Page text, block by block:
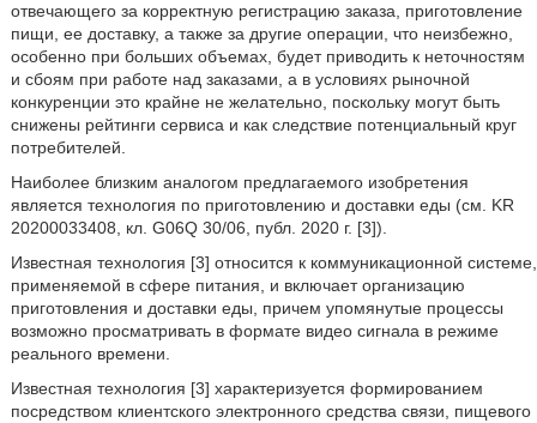
отвечающего за корректную регистрацию заказа, приготовление
пищи, ее доставку, а также за другие операции, что неизбежно,
особенно при больших объемах, будет приводить к неточностям
и сбоям при работе над заказами, а в условиях рыночной
конкуренции это крайне не желательно, поскольку могут быть
снижены рейтинги сервиса и как следствие потенциальный круг
потребителей.
Наиболее близким аналогом предлагаемого изобретения
является технология по приготовлению и доставки еды (см. KR
20200033408, кл. G06Q 30/06, публ. 2020 г. [3]).
Известная технология [3] относится к коммуникационной системе,
применяемой в сфере питания, и включает организацию
приготовления и доставки еды, причем упомянутые процессы
возможно просматривать в формате видео сигнала в режиме
реального времени.
Известная технология [3] характеризуется формированием
посредством клиентского электронного средства связи, пищевого